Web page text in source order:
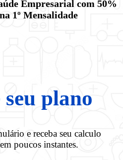
Empresarial com 50%
1º Mensalidade
plano
e receba seu calculo
poucos instantes.